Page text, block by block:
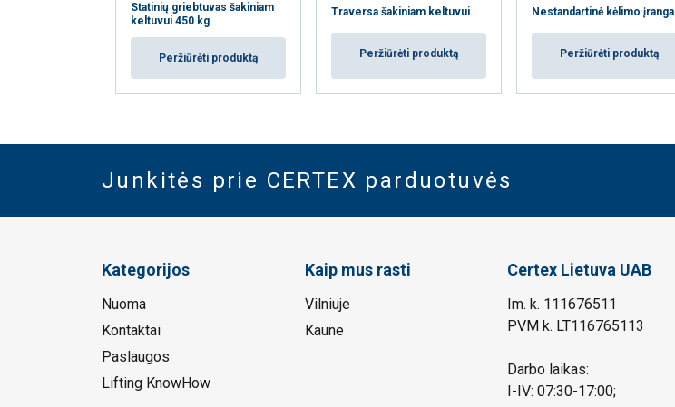
Statinių griebtuvas šakiniam
keltuvui 450 kg
Peržiūrėti produktą
Traversa šakiniam keltuvui
Peržiūrėti produktą
Nestandartinė kėlimo įranga
Peržiūrėti produktą
Junkitės prie CERTEX parduotuvės
Kategorijos
Nuoma
Kontaktai
Paslaugos
Lifting KnowHow
Kaip mus rasti
Vilniuje
Kaune
Certex Lietuva UAB
Im. k. 111676511
PVM k. LT116765113
Darbo laikas:
I-IV: 07:30-17:00;